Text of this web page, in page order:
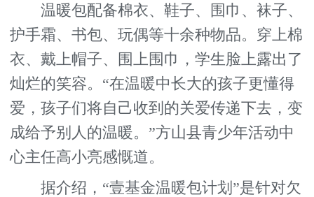
温暖包配备棉衣、鞋子、围巾、袜子、
护手霜、书包、玩偶等十余种物品。穿上棉
衣、戴上帽子、围上围巾，学生脸上露出了
灿烂的笑容。“在温暖中长大的孩子更懂得
爱，孩子们将自己收到的关爱传递下去，变
成给予别人的温暖。”方山县青少年活动中
心主任高小亮感慨道。
据介绍，“壹基金温暖包计划”是针对欠